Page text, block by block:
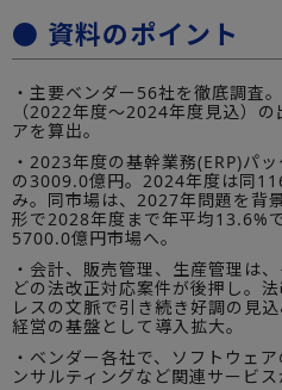
● 資料のポイント
・主要ベンダー56社を徹底調査
（2022年度～2024年度見込）
アを算出。
・2023年度の基幹業務(ERP)パ
の3009.0億円。2024年度は同
み。同市場は、2027年問題を背
形で2028年度まで年平均13.6%
5700.0億円市場へ。
・会計、販売管理、生産管理は
どの法改正対応案件が後押し。
レスの文脈で引き続き好調の見
経営の基盤として導入拡大。
・ベンダー各社で、ソフトウェ
ンサルティングなど関連サービス